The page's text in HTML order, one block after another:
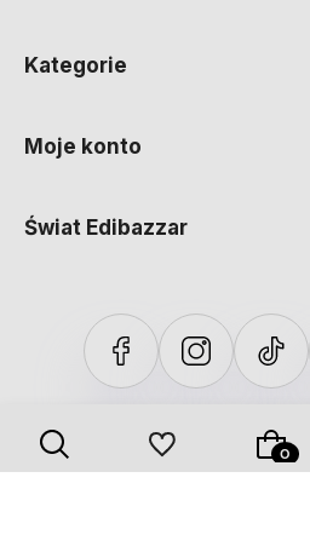
Kategorie
Moje konto
Świat Edibazzar
od